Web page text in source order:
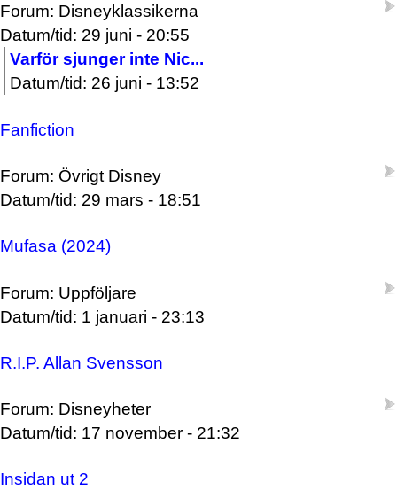
Forum: Disneyklassikerna
Datum/tid: 29 juni - 20:55
Varför sjunger inte Nic...
Datum/tid: 26 juni - 13:52
Fanfiction
Forum: Övrigt Disney
Datum/tid: 29 mars - 18:51
Mufasa (2024)
Forum: Uppföljare
Datum/tid: 1 januari - 23:13
R.I.P. Allan Svensson
Forum: Disneyheter
Datum/tid: 17 november - 21:32
Insidan ut 2